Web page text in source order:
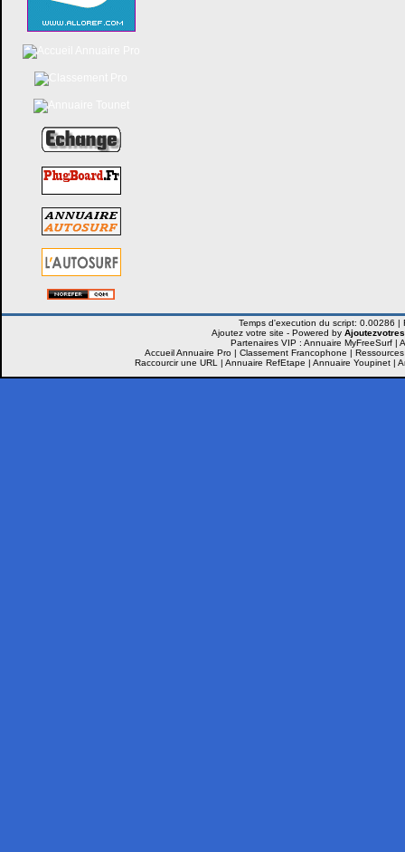
Ajoutez votre site - Powered by
Partenaires VIP : Annuaire MyFreeSurf|
Accueil Annuaire Pro| Classement Francophone |
Raccourcir une URL
| Annuaire RefEtape | Annuaire Youpinet |